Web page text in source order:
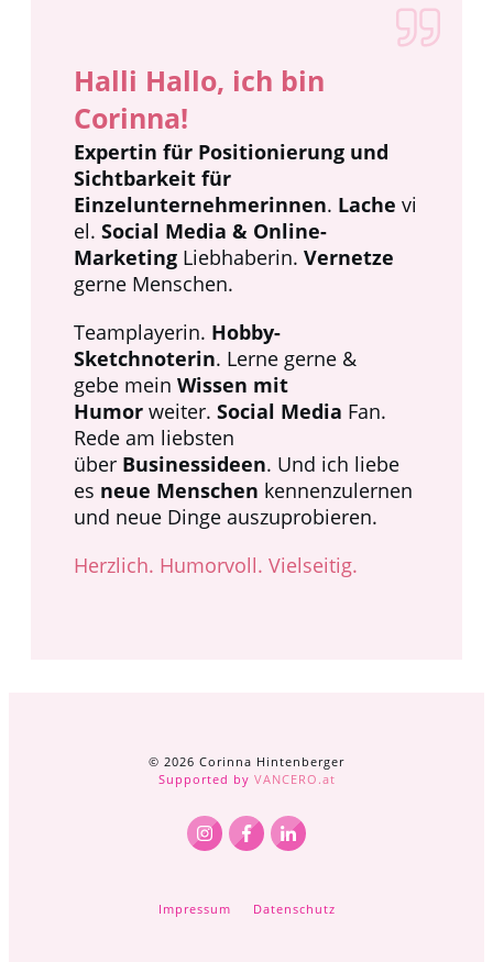
Halli Hallo, ich bin
Corinna!
Expertin für Positionierung und
Sichtbarkeit für
Einzelunternehmerinnen. Lache vi
el. Social Media & Online-
Marketing Liebhaberin. Vernetze
gerne Menschen.
Teamplayerin. Hobby-
Sketchnoterin. Lerne gerne &
gebe mein Wissen mit
Humor weiter. Social Media Fan.
Rede am liebsten
über Businessideen. Und ich liebe
es neue Menschen kennenzulernen
und neue Dinge auszuprobieren.
Herzlich. Humorvoll. Vielseitig.
©️ 2026 Corinna Hintenberger
Supported by VANCERO.at
Impressum Datenschutz